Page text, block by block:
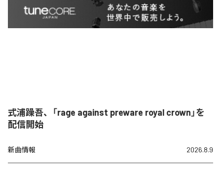
式浦躁吾、「rage against preware royal crown」を
配信開始
新曲情報 2026.8.9